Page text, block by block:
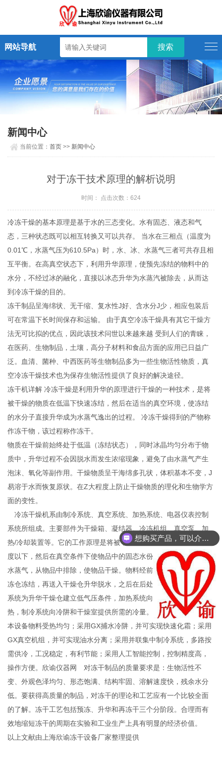
网站导航
新闻中心
当前位置：首页 >> 新闻中心
对于冻干技术原理的解析说明
时间： 点击次数：624
冷冻干燥的基本原理是基于水的三态变化。水有固态、液态和气
态，三种状态既可以相互转换又可以共存。 当水在三相点（温度为
0.01℃，水蒸气压为610.5Pa）时，水、冰、水蒸气三者可共存且相
互平衡。在高真空状态下，利用升华原理，使预先冻结的物料中的
水分，不经过冰的融化，直接以冰态升华为水蒸汽被除去，从而达
到冷冻干燥的目的。
冻干制品呈海绵状、无干缩、复水性J好、含水分J少，相应包装后
可在常温下长时间保存和运输。 由于真空冷冻干燥具有其它干燥方
法无可比拟的优点，因此该技术问世以来越来越 受到人们的青睐，
在医药、生物制品，土壤，高分子材料和食品方面的应用已日益广
泛。血清、菌种、中西医药等生物制品多为一些生物活性物质，真
空冷冻干燥技术也为保存生物活性提供了良好的解决途径。
冻干机详解 冷冻干燥是利用升华的原理进行干燥的一种技术，是将
被干燥的物质在低温下快速冻结，然后在适当的真空环境，使冻结
的水分子直接升华成为水蒸气逸出的过程。 冷冻干燥得到的产物称
作冻干物，该过程称作冻干。
物质在干燥前始终处于低温（冻结状态），同时冰晶均匀分布于物
质中，升华过程不会因脱水而发生浓缩现象，避免了由水蒸气产生
泡沫、氧化等副作用。干燥物质呈干海绵多孔状，体积基本不变，J
易溶于水而恢复原状。在Z大程度上防止干燥物质的理化和生物学方
面的变性。
冷冻干燥机系由制冷系统、真空系统、加热系统、电器仪表控制
系统所组成。主要部件为干燥箱、凝结器、冷冻机组、真空泵、加
热/冷却装置等。它的工作原理是将被干燥的物品先冻结到三相点温
度以下，然后在真空条件下使物品中的固态水份（冰）直接升华成
水蒸气，从物品中排除，使物品干燥。物料经前处理后，被送入速
冻仓冻结，再送入干燥仓升华脱水，之后在后处理车间包装。真空
系统为升华干燥仓建立低气压条件，加热系统向物料提供升华潜
热，制冷系统向冷阱和干燥室提供所需的冷量。
本设备物料受热均匀；采用GX捕水冷阱，并可实现快速化霜；采用
GX真空机组，并可实现油水分离；采用并联集中制冷系统，多路按
需供冷，工况稳定，有利节能；采用人工智能控制，控制精度高，
操作方便。欣谕仪器网 对冻干制品的质量要求是：生物活性不
变、外观色泽均匀、形态饱满、结构牢固、溶解速度快，残余水分
低。要获得高质量的制品，对冻干的理论和工艺应有一个比较全面
的了解。冻干工艺包括预冻、升华和再冻干三个分阶段。合理而有
效地缩短冻干的周期在实验和工业生产上具有明显的经济价值。
以上文献由上海欣谕冻干设备厂家整理提供
想购买产品，可以介绍下你们的产品么？